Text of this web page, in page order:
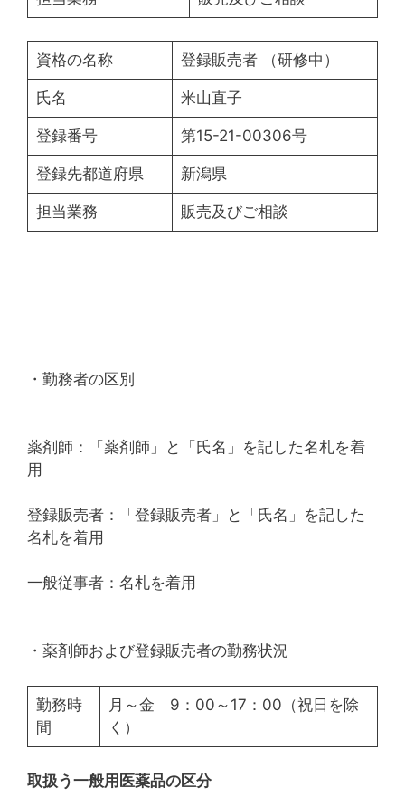
資格の名称 登録販売者 （研修中）
氏名 米山直子
登録番号 第15-21-00306号
登録先都道府県 新潟県
担当業務 販売及びご相談
・勤務者の区別
薬剤師：「薬剤師」と「氏名」を記した名札を着
用
登録販売者：「登録販売者」と「氏名」を記した
名札を着用
一般従事者：名札を着用
・薬剤師および登録販売者の勤務状況
勤務時
間
月～金 9：00～17：00（祝日を除
く）
取扱う一般用医薬品の区分